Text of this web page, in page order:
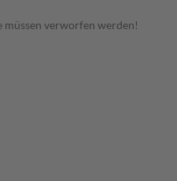
verworfen werden!